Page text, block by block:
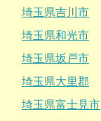
埼玉県吉川市
埼玉県和光市
埼玉県坂戸市
埼玉県大里郡
埼玉県富士見市